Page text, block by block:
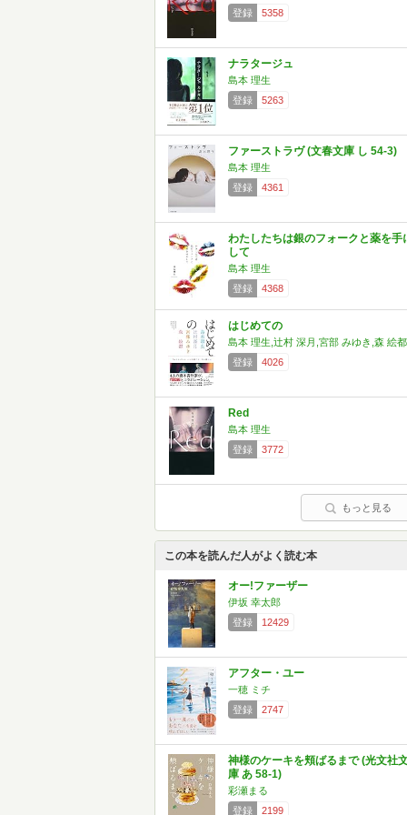
登録 5358
ナラタージュ
島本 理生
登録
5263
ファーストラヴ (文春文庫 し 54-3)
島本 理生
登録
4361
わたしたちは銀のフォークと薬を手
して
島本 理生
登録
4368
はじめての
島本 理生,辻村 深月,宮部 みゆき,森 絵都
登録
4026
Red
島本 理生
登録
3772
もっと見る
この本を読んだ人がよく読む本
オー!ファーザー
伊坂 幸太郎
登録
12429
アフター・ユー
一穂 ミチ
登録
2747
神様のケーキを頬ばるまで (光文社
庫 あ 58-1)
彩瀬まる
登録
2199